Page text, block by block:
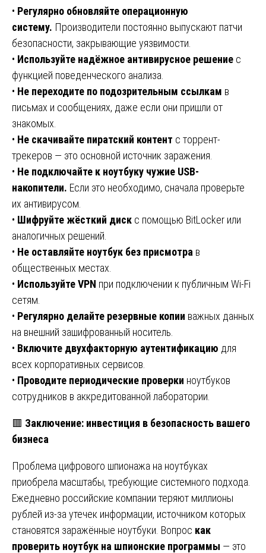
• Регулярно обновляйте операционную
систему. Производители постоянно выпускают патчи
безопасности, закрывающие уязвимости.
• Используйте надёжное антивирусное решение с
функцией поведенческого анализа.
• Не переходите по подозрительным ссылкам в
письмах и сообщениях, даже если они пришли от
знакомых.
• Не скачивайте пиратский контент с торрент-
трекеров — это основной источник заражения.
• Не подключайте к ноутбуку чужие USB-
накопители. Если это необходимо, сначала проверьте
их антивирусом.
• Шифруйте жёсткий диск с помощью BitLocker или
аналогичных решений.
• Не оставляйте ноутбук без присмотра в
общественных местах.
• Используйте VPN при подключении к публичным Wi-Fi
сетям.
• Регулярно делайте резервные копии важных данных
на внешний зашифрованный носитель.
• Включите двухфакторную аутентификацию для
всех корпоративных сервисов.
• Проводите периодические проверки ноутбуков
сотрудников в аккредитованной лаборатории.
🟥 Заключение: инвестиция в безопасность вашего
бизнеса
Проблема цифрового шпионажа на ноутбуках
приобрела масштабы, требующие системного подхода.
Ежедневно российские компании теряют миллионы
рублей из-за утечек информации, источником которых
становятся заражённые ноутбуки. Вопрос как
проверить ноутбук на шпионские программы — это